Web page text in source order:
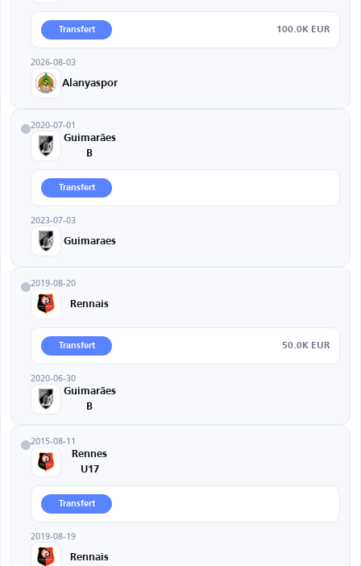
Transfert 100.0K EUR
2026-08-03
Alanyaspor
2020-07-01
Guimarães
B
Transfert
2023-07-03
Guimaraes
2019-08-20
Rennais
Transfert 50.0K EUR
2020-06-30
Guimarães
B
2015-08-11
Rennes
U17
Transfert
2019-08-19
Rennais